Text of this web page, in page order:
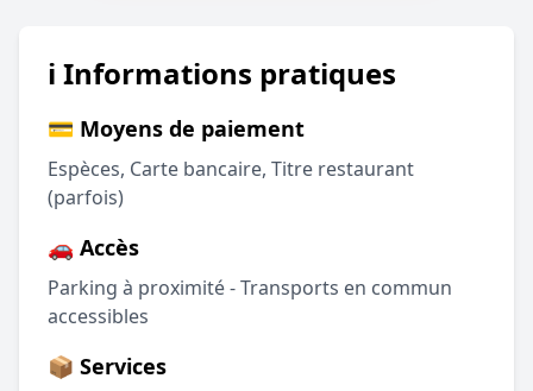
ℹ️ Informations pratiques
💳 Moyens de paiement
Espèces, Carte bancaire, Titre restaurant
(parfois)
🚗 Accès
Parking à proximité - Transports en commun
accessibles
📦 Services